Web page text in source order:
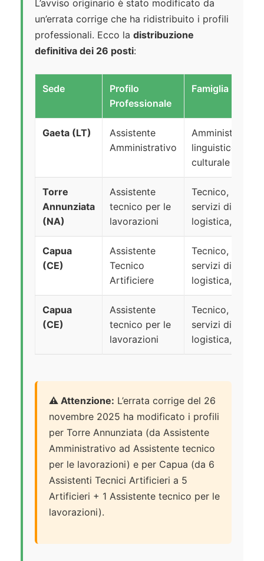
L’avviso originario è stato modificato da
un’errata corrige che ha ridistribuito i profili
professionali. Ecco la distribuzione
definitiva dei 26 posti:
Sede
Profilo
Professionale
Famiglia
Gaeta (LT)
Assistente
Amministrativo
linguistico,
culturale
Torre
Annunziata
(NA)
Assistente
tecnico per le
lavorazioni
Tecnico,
servizi di
logistica,
Capua
(CE)
Assistente
Tecnico
Artificiere
Tecnico,
servizi di
logistica,
Capua
(CE)
Assistente
tecnico per le
lavorazioni
Tecnico,
servizi di
logistica,
⚠️ Attenzione: L’errata corrige del 26
novembre 2025 ha modificato i profili
per Torre Annunziata (da Assistente
Amministrativo ad Assistente tecnico
per le lavorazioni) e per Capua (da 6
Assistenti Tecnici Artificieri a 5
Artificieri + 1 Assistente tecnico per le
lavorazioni).